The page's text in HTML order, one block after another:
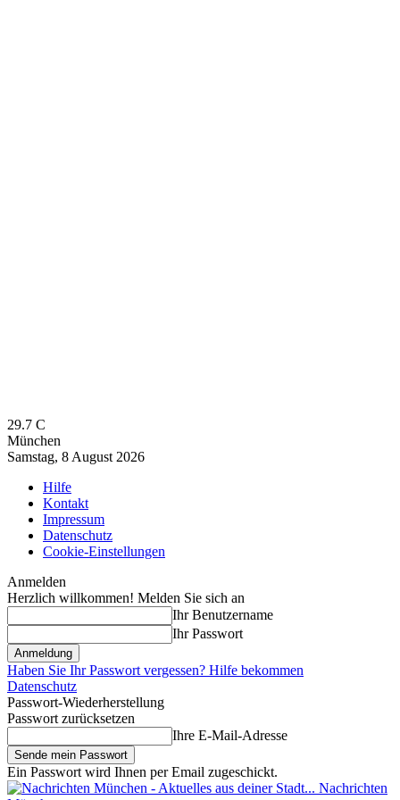
29.7 C
München
Samstag, 8 August 2026
Hilfe
Kontakt
Impressum
Datenschutz
Cookie-Einstellungen
Anmelden
Herzlich willkommen! Melden Sie sich an
Ihr Benutzername
Ihr Passwort
Haben Sie Ihr Passwort vergessen? Hilfe bekommen
Datenschutz
Passwort-Wiederherstellung
Passwort zurücksetzen
Ihre E-Mail-Adresse
Ein Passwort wird Ihnen per Email zugeschickt.
Nachrichten